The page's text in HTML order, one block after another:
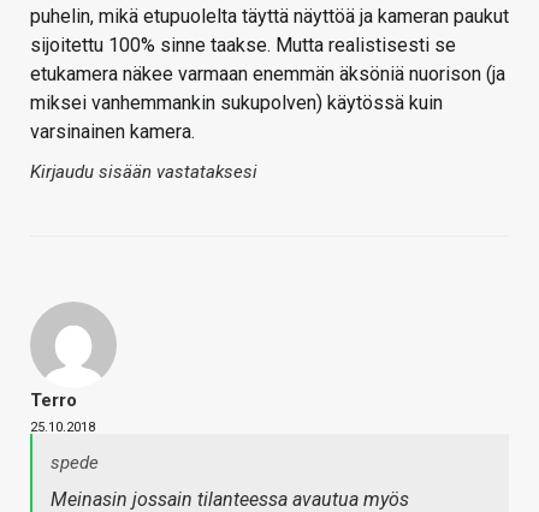
puhelin, mikä etupuolelta täyttä näyttöä ja kameran paukut
sijoitettu 100% sinne taakse. Mutta realistisesti se
etukamera näkee varmaan enemmän äksöniä nuorison (ja
miksei vanhemmankin sukupolven) käytössä kuin
varsinainen kamera.
Kirjaudu sisään vastataksesi
Terro
25.10.2018
spede
Meinasin jossain tilanteessa avautua myös